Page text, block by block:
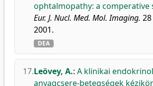
ophtalmopathy: a comperative
Eur. J. Nucl. Med. Mol. Imaging.
2001.
DEA
17.Leövey, A.: A klinikai
anyagcsere-betegségek